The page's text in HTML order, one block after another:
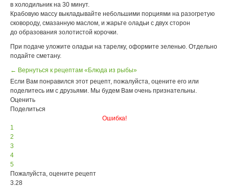
в холодильник на 30 минут.
Крабовую массу выкладывайте небольшими порциями на разогретую
сковороду, смазанную маслом, и жарьте оладьи с двух сторон
до образования золотистой корочки.
При подаче уложите оладьи на тарелку, оформите зеленью. Отдельно
подайте сметану.
← Вернуться к рецептам «Блюда из рыбы»
Если Вам понравился этот рецепт, пожалуйста, оцените его или
поделитесь им с друзьями. Мы будем Вам очень признательны.
Оценить
Поделиться
Ошибка!
1
2
3
4
5
Пожалуйста, оцените рецепт
3.28